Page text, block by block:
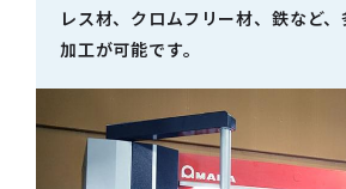
レス材、クロムフリー材、鉄など
加工が可能です。